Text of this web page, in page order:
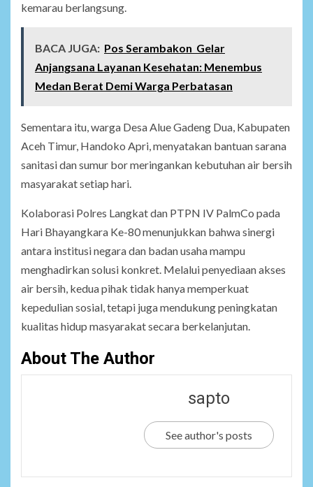
kemarau berlangsung.
BACA JUGA: Pos Serambakon Gelar
Anjangsana Layanan Kesehatan: Menembus
Medan Berat Demi Warga Perbatasan
Sementara itu, warga Desa Alue Gadeng Dua, Kabupaten
Aceh Timur, Handoko Apri, menyatakan bantuan sarana
sanitasi dan sumur bor meringankan kebutuhan air bersih
masyarakat setiap hari.
Kolaborasi Polres Langkat dan PTPN IV PalmCo pada
Hari Bhayangkara Ke-80 menunjukkan bahwa sinergi
antara institusi negara dan badan usaha mampu
menghadirkan solusi konkret. Melalui penyediaan akses
air bersih, kedua pihak tidak hanya memperkuat
kepedulian sosial, tetapi juga mendukung peningkatan
kualitas hidup masyarakat secara berkelanjutan.
About The Author
sapto
See author's posts